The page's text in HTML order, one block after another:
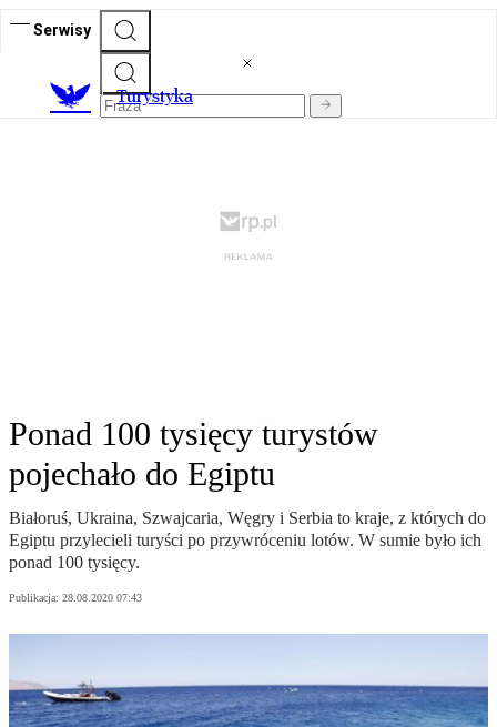
Serwisy
Turystyka
Ponad 100 tysięcy turystów
pojechało do Egiptu
Białoruś, Ukraina, Szwajcaria, Węgry i Serbia to kraje, z których do
Egiptu przylecieli turyści po przywróceniu lotów. W sumie było ich
ponad 100 tysięcy.
Publikacja: 28.08.2020 07:43